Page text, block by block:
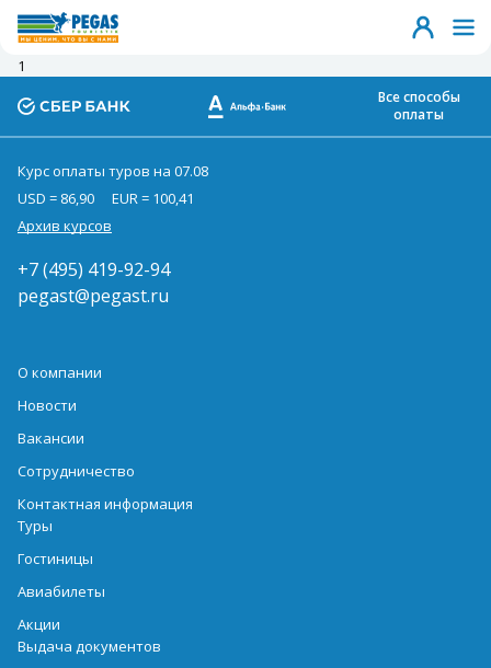
1
Все способы
оплаты
Курс оплаты туров на 07.08
USD = 86,90
EUR = 100,41
Архив курсов
+7 (495) 419-92-94
pegast@pegast.ru
О компании
Новости
Вакансии
Сотрудничество
Контактная информация
Туры
Гостиницы
Авиабилеты
Акции
Выдача документов